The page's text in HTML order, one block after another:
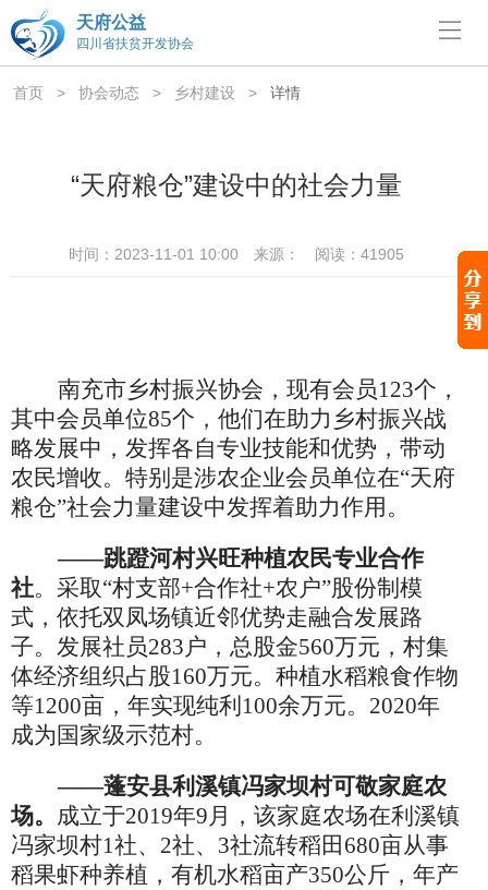
天府公益
四川省扶贫开发协会
首页 > 协会动态 > 乡村建设 > 详情
“天府粮仓”建设中的社会力量
时间：2023-11-01 10:00 来源： 阅读：41905
南充市乡村振兴协会，现有会员123个，
其中会员单位85个，他们在助力乡村振兴战
略发展中，发挥各自专业技能和优势，带动
农民增收。特别是涉农企业会员单位在“天府
粮仓”社会力量建设中发挥着助力作用。
——跳蹬河村兴旺种植农民专业合作
社。采取“村支部+合作社+农户”股份制模
式，依托双凤场镇近邻优势走融合发展路
子。发展社员283户，总股金560万元，村集
体经济组织占股160万元。种植水稻粮食作物
等1200亩，年实现纯利100余万元。2020年
成为国家级示范村。
——蓬安县利溪镇冯家坝村可敬家庭农
场。 成立于2019年9月，该家庭农场在利溪镇
冯家坝村1社、2社、3社流转稻田680亩从事
稻果虾种养植 ， 有机水稻亩产350公斤 ， 年产